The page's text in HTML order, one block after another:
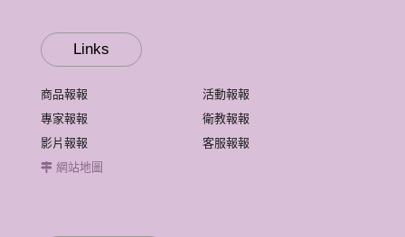
Links
商品報報
活動報報
專家報報
衛教報報
影片報報
客服報報
網站地圖